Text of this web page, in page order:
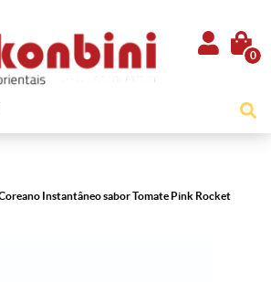
0
Instantâneo sabor Tomate Pink Rocket